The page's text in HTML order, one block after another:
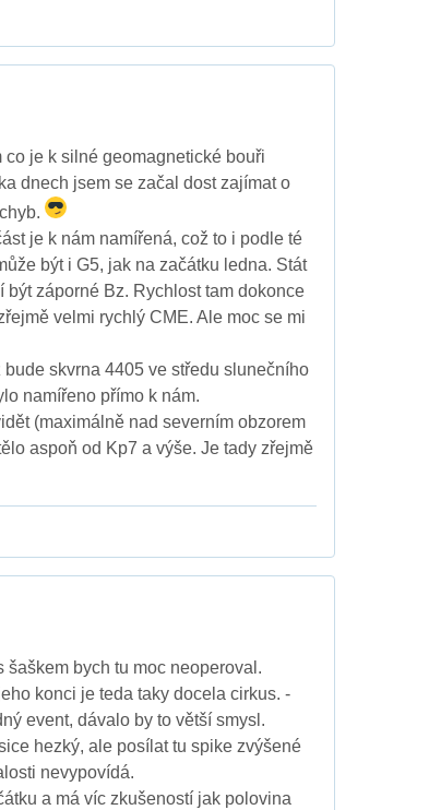
je k silné geomagnetické bouři
dnech jsem se začal dost zajímat o
je k nám namířená, což to i podle té
být i G5, jak na začátku ledna. Stát
záporné Bz. Rychlost tam dokonce
velmi rychlý CME. Ale moc se mi
skvrna 4405 ve středu slunečního
namířeno přímo k nám.
(maximálně nad severním obzorem
aspoň od Kp7 a výše. Je tady zřejmě
bych tu moc neoperoval.
konci je teda taky docela cirkus. -
event, dávalo by to větší smysl.
hezký, ale posílat tu spike zvýšené
nevypovídá.
a má víc zkušeností jak polovina